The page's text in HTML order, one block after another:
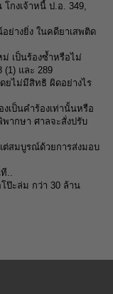
กงเจ้าหนี้ ป.อ. 349,
ย่างยิ่ง ในคดียาเสพติด
เป็นร้องซ้ำหรือไม่
และ 289
ยไม่มีสิทธิ ผิดอย่างไร
เป็นคำร้องเท่านั้นหรือ
พากษา ศาลจะสั่งปรับ
สมบูรณ์ด้วยการส่งมอบ
..
ป๊ะล่ม กว่า 30 ล้าน